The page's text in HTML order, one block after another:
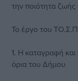
την ποιότητα ζωής
Το έργο του
1. Η καταγραφή
όρια του Δήμου